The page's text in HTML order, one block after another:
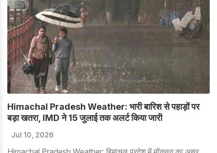
Himachal Pradesh Weather: भारी बारिश से पहाड़ों पर
बड़ा खतरा, IMD ने 15 जुलाई तक अलर्ट किया जारी
Jul 10, 2026